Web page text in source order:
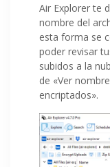
Air Explorer te
nombre del
esta forma se
poder revisar
subidos a la
de «Ver
encriptados».